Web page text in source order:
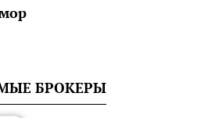
БРОКЕРЫ